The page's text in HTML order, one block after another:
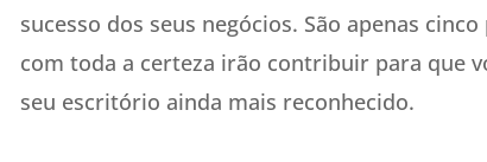
sucesso dos seus negócios. São apenas
com toda a certeza irão contribuir para que
seu escritório ainda mais reconhecido.